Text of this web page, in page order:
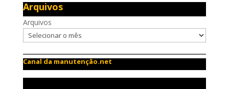
Arquivos
Arquivos
Canal da manutenção.net